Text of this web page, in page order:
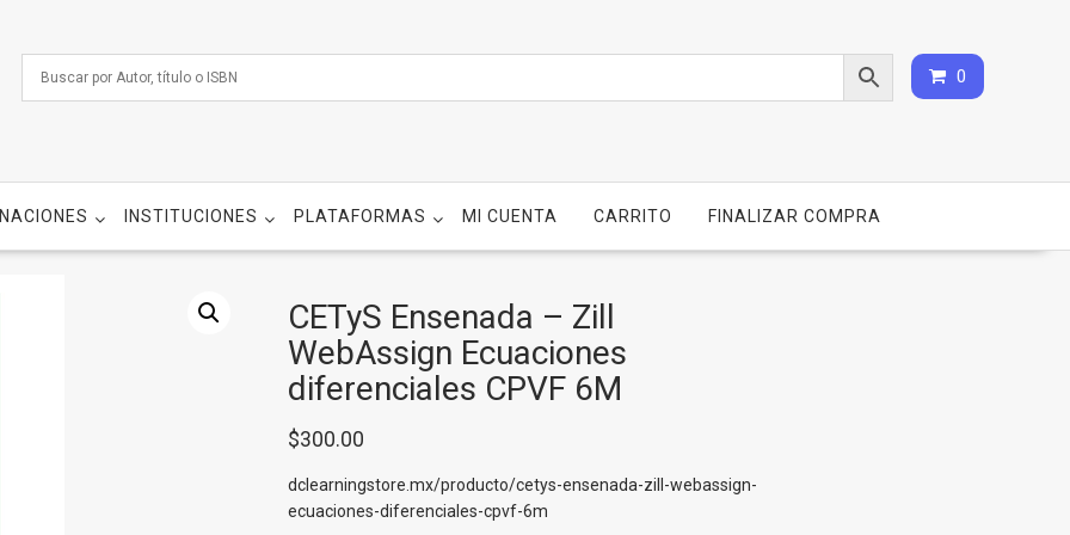
0
INSTITUCIONES PLATAFORMAS MI CUENTA CARRITO FINALIZAR COMPRA
CETyS Ensenada – Zill
WebAssign Ecuaciones
diferenciales CPVF 6M
$300.00
dclearningstore.mx/producto/cetys-ensenada-zill-webassign-
ecuaciones-diferenciales-cpvf-6m